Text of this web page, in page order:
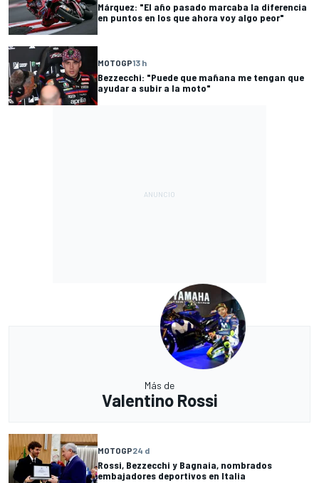
Márquez: "El año pasado marcaba la diferencia
en puntos en los que ahora voy algo peor"
MOTOGP13 h
Bezzecchi: "Puede que mañana me tengan que
ayudar a subir a la moto"
Más de
Valentino Rossi
MOTOGP24 d
Rossi, Bezzecchi y Bagnaia, nombrados
embajadores deportivos en Italia